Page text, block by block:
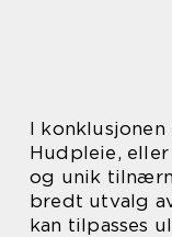
I konklusjonen
Hudpleie,
og unik
bredt utvalg
kan tilpasses